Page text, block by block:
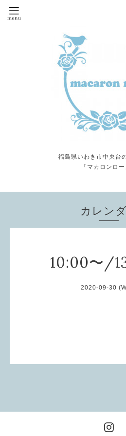
福島県いわき市中央台
「マカロンロー
カレン
10:00〜/
2020-09-30